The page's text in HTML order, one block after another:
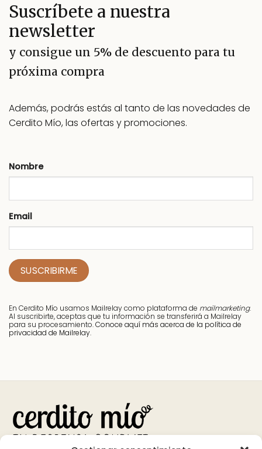
Las
opciones
se
pueden
elegir
en
de
producto
pueden
elegir
de
Suscríbete a nuestra
newsletter
y consigue un 5% de descuento para tu
próxima compra
Además, podrás estás al tanto de las novedades de
Cerdito Mío, las ofertas y promociones.
Nombre
Email
En Cerdito Mío usamos Mailrelay como plataforma de mailmarketing.
Al suscribirte, aceptas que tu información se transferirá a Mailrelay
para su procesamiento.Conoce aquí más acerca de la política de
privacidad de Mailrelay.